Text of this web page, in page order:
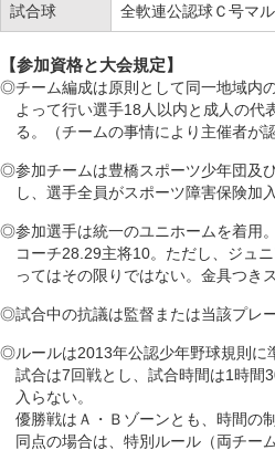
試合球 全軟連公認球Ｃ号マ
【参加資格と大会規定】
◎チーム編成は原則として同一地域内
よって行い選手18人以内と成人の代
る。（チームの事情により主催者が
◎参加チームは豊橋スポーツ少年団及
し、選手全員がスポーツ障害保険加
◎参加選手は統一のユニホームを着用
コーチ28.29主将10。ただし、ジュ
ってはその限りではない。金具つき
◎試合中の抗議は監督または当該プレー
◎ルールは2013年公認少年野球規則に
試合は7回戦とし、試合時間は1時間
入らない。
優勝戦はＡ・Ｂゾーンとも、時間の
同点の場合は、特別ルール（両チー